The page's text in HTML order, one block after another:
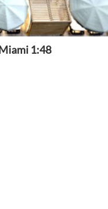
1:48